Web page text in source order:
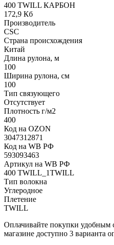
400 TWILL КАРБОН
172,9 Кб
Производитель
CSC
Страна происхождения
Китай
Длина рулона, м
100
Ширина рулона, см
100
Тип связующего
Отсутствует
Плотность г/м2
400
Код на OZON
3047312871
Код на WB РФ
593093463
Артикул на WB РФ
400 TWILL_1TWILL
Тип волокна
Углеродное
Плетение
TWILL
Оплачивайте покупки
магазине доступно 3 варианта